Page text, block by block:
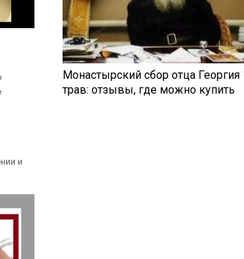
и
Монастырский сбор отца Георгия
трав: отзывы, где можно купить